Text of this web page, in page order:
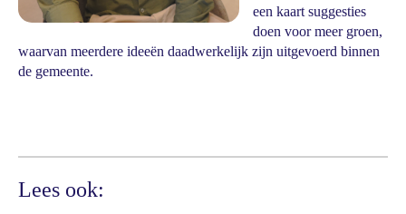
een kaart suggesties
doen voor meer groen,
waarvan meerdere ideeën daadwerkelijk zijn uitgevoerd binnen
de gemeente.
Lees ook: